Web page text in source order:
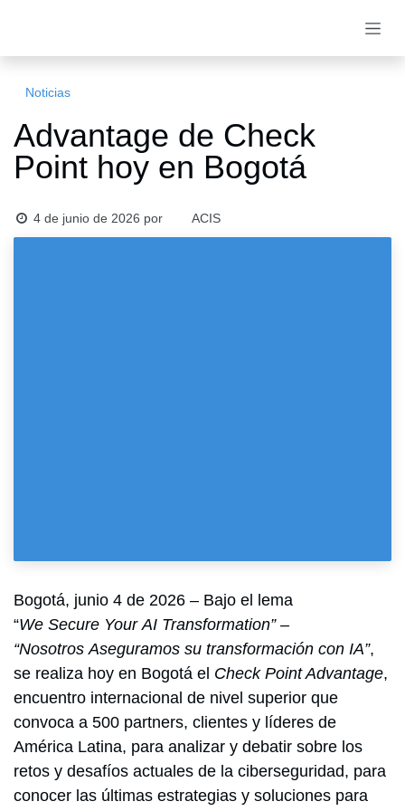
Noticias
Advantage de Check
Point hoy en Bogotá
4 de junio de 2026 por ACIS
Bogotá, junio 4 de 2026 – Bajo el lema
“We Secure Your AI Transformation” –
“Nosotros Aseguramos su transformación con IA”,
se realiza hoy en Bogotá el Check Point Advantage,
encuentro internacional de nivel superior que
convoca a 500 partners, clientes y líderes de
América Latina, para analizar y debatir sobre los
retos y desafíos actuales de la ciberseguridad, para
conocer las últimas estrategias y soluciones para